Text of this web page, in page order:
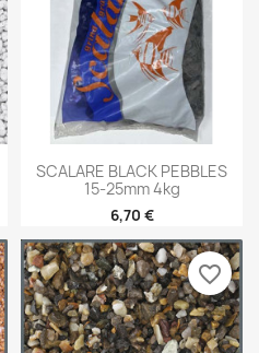
SCALARE BLACK PEBBLES
15-25mm 4kg
6,70 €
favorite_border